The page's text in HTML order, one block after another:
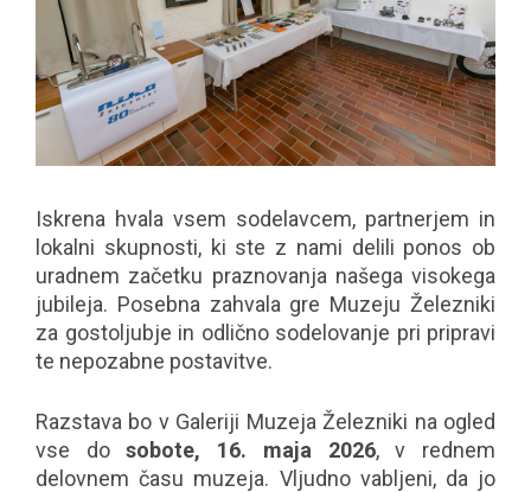
Iskrena hvala vsem sodelavcem, partnerjem in
lokalni skupnosti, ki ste z nami delili ponos ob
uradnem začetku praznovanja našega visokega
jubileja. Posebna zahvala gre Muzeju Železniki
za gostoljubje in odlično sodelovanje pri pripravi
te nepozabne postavitve.
Razstava bo v Galeriji Muzeja Železniki na ogled
vse dosobote, 16. maja 2026, v rednem
delovnem času muzeja. Vljudno vabljeni, da jo